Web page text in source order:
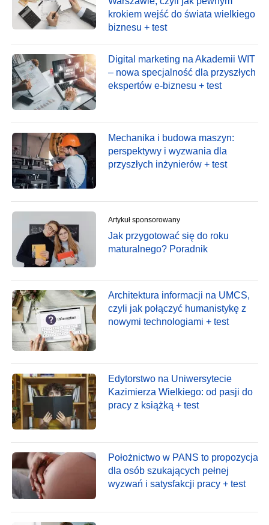
krokiem wejść do świata wielkiego
biznesu + test
Digital marketing na Akademii WIT
– nowa specjalność dla przyszłych
ekspertów e-biznesu + test
Mechanika i budowa maszyn:
perspektywy i wyzwania dla
przyszłych inżynierów + test
Artykuł sponsorowany
Jak przygotować się do roku
maturalnego? Poradnik
Architektura informacji na UMCS,
czyli jak połączyć humanistykę z
nowymi technologiami + test
Edytorstwo na Uniwersytecie
Kazimierza Wielkiego: od pasji do
pracy z książką + test
Położnictwo w PANS to propozycja
dla osób szukających pełnej
wyzwań i satysfakcji pracy + test